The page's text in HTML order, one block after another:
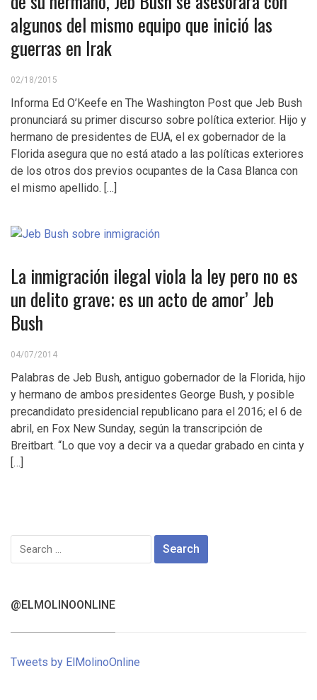
algunos del mismo equipo que inició las
guerras en Irak
02/18/2015
Informa Ed O’Keefe en The Washington Post que Jeb Bush
pronunciará su primer discurso sobre política exterior. Hijo y
hermano de presidentes de EUA, el ex gobernador de la
Florida asegura que no está atado a las políticas exteriores
de los otros dos previos ocupantes de la Casa Blanca con
el mismo apellido. […]
La inmigración ilegal viola la ley pero no es
un delito grave; es un acto de amor’ Jeb
Bush
04/07/2014
Palabras de Jeb Bush, antiguo gobernador de la Florida, hijo
y hermano de ambos presidentes George Bush, y posible
precandidato presidencial republicano para el 2016; el 6 de
abril, en Fox New Sunday, según la transcripción de
Breitbart. “Lo que voy a decir va a quedar grabado en cinta y
[…]
Search
for:
@ELMOLINOONLINE
Tweets by ElMolinoOnline